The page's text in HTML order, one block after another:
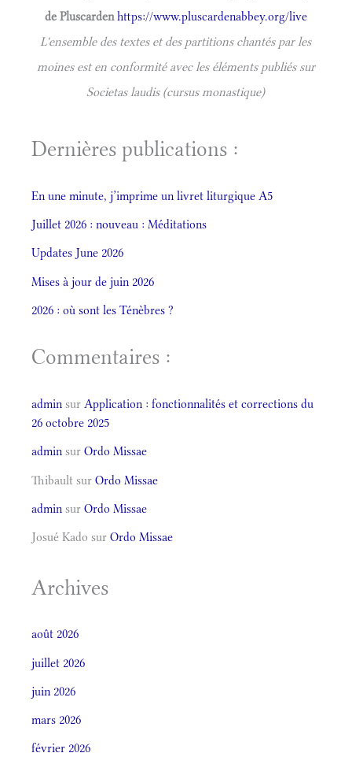
de Pluscardenhttps://www.pluscardenabbey.org/live
L'ensemble des textes et des partitions chantés par les
moines est en conformité avec les éléments publiés sur
Societas laudis (cursus monastique)
Dernières publications :
En une minute, j’imprime un livret liturgique A5
Juillet 2026 : nouveau : Méditations
Updates June 2026
Mises à jour de juin 2026
2026 : où sont les Ténèbres ?
Commentaires :
admin sur Application : fonctionnalités et corrections du
26 octobre 2025
admin sur Ordo Missae
Thibault sur Ordo Missae
admin sur Ordo Missae
Josué Kado sur Ordo Missae
Archives
août 2026
juillet 2026
juin 2026
mars 2026
février 2026